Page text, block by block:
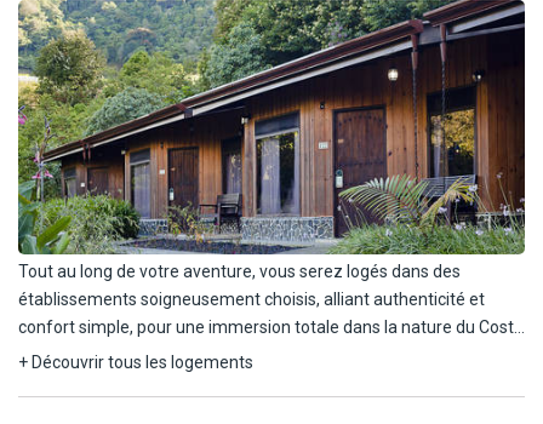
Tout au long de votre aventure, vous serez logés dans des
établissements soigneusement choisis, alliant authenticité et
confort simple, pour une immersion totale dans la nature du Costa
Rica.
+ Découvrir tous les logements